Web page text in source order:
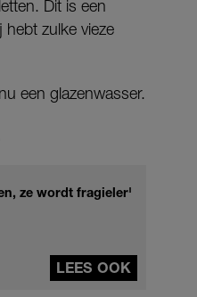
Dit is een
zulke vieze
een glazenwasser.
ze wordt fragieler'
LEES OOK